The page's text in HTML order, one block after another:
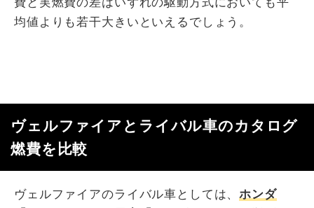
費と実燃費の差はいずれの駆動方式においても平
均値よりも若干大きいといえるでしょう。
ヴェルファイアとライバル車のカタログ
燃費を比較
ヴェルファイアのライバル車としては、ホンダ